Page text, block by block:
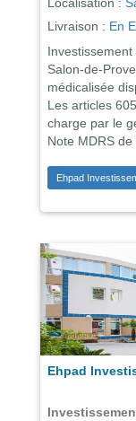
Livraison : En
Salon-de-
médicalisée
Les articles
charge par le
Note MDRS de
Ehpad
Ehpad